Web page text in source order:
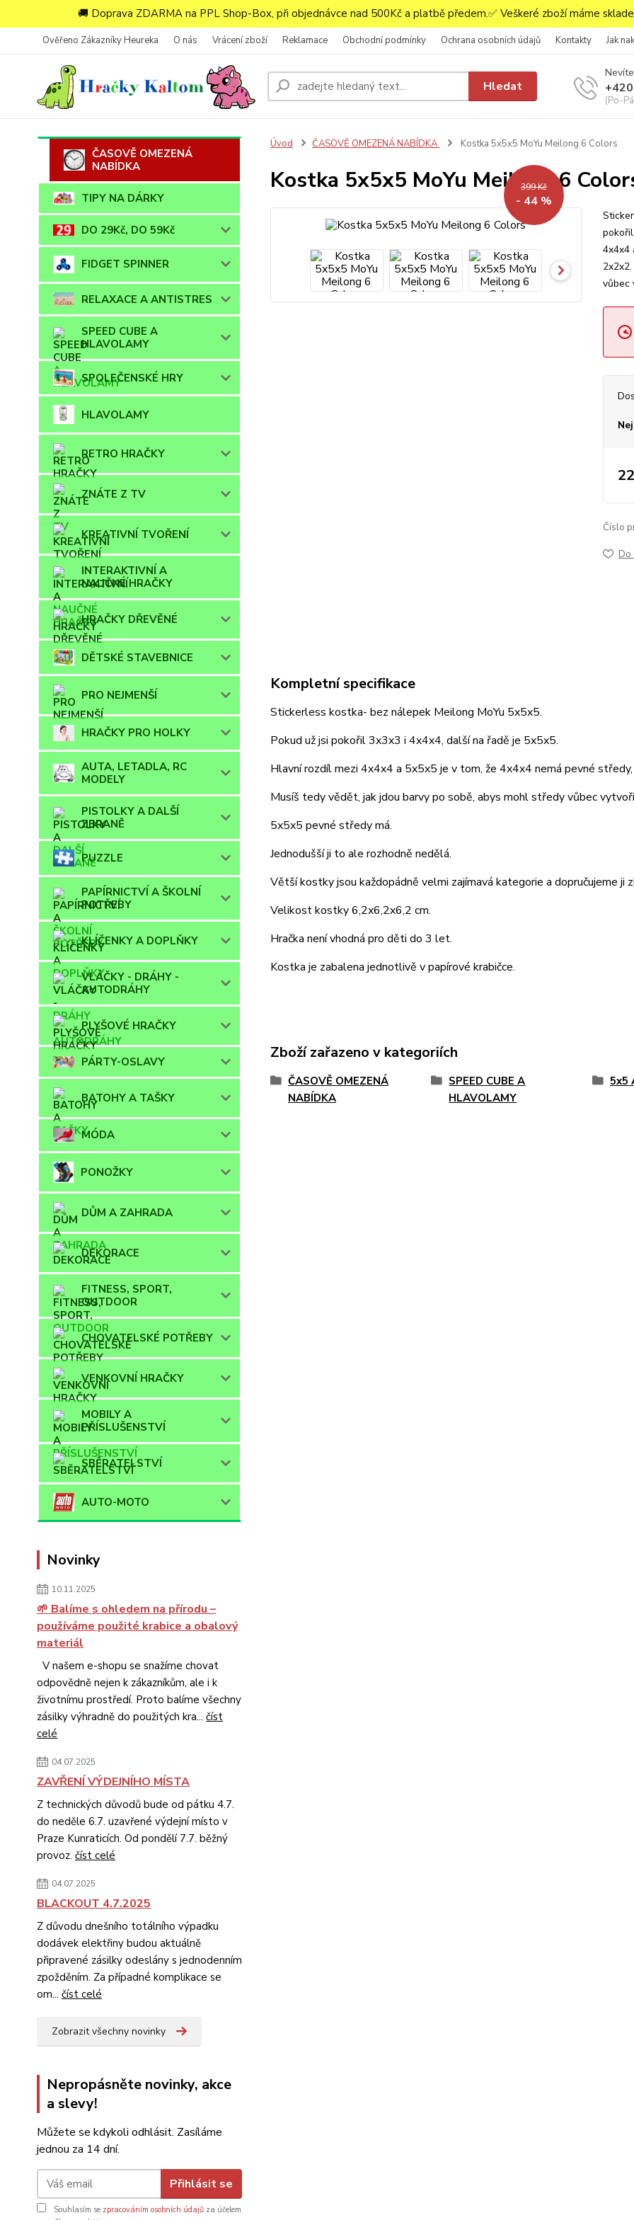
🚚 Doprava ZDARMA na PPL Shop-Box, při objednávce nad 500Kč a platbě předem.✅ Veškeré zboží máme
Ověřeno Zákazníky Heureka O nás Vrácení zboží Reklamace Obchodní podmínky Ochrana osobních údajů Kontakty Jak
Hledat
(Po-
ČASOVĚ OMEZENÁ
NABÍDKA
TIPY NA DÁRKY
DO 29Kč, DO 59Kč
FIDGET SPINNER
RELAXACE A ANTISTRES
SPEED CUBE A
HLAVOLAMY
SPOLEČENSKÉ HRY
HLAVOLAMY
RETRO HRAČKY
ZNÁTE Z TV
KREATIVNÍ TVOŘENÍ
INTERAKTIVNÍ A
NAUČNÉ HRAČKY
HRAČKY DŘEVĚNÉ
DĚTSKÉ STAVEBNICE
PRO NEJMENŠÍ
HRAČKY PRO HOLKY
AUTA, LETADLA, RC
MODELY
PISTOLKY A DALŠÍ
ZBRANĚ
PUZZLE
PAPÍRNICTVÍ A ŠKOLNÍ
POTŘEBY
KLÍČENKY A DOPLŇKY
VLÁČKY - DRÁHY -
AUTODRÁHY
PLYŠOVÉ HRAČKY
PÁRTY-OSLAVY
BATOHY A TAŠKY
MÓDA
PONOŽKY
DŮM A ZAHRADA
DEKORACE
FITNESS, SPORT,
OUTDOOR
CHOVATELSKÉ POTŘEBY
VENKOVNÍ HRAČKY
MOBILY A
PŘÍSLUŠENSTVÍ
SBĚRATELSTVÍ
AUTO-MOTO
Novinky
10.11.2025
🌱 Balíme s ohledem na přírodu –
používáme použité krabice a obalový
materiál
V našem e-shopu se snažíme chovat
odpovědně nejen k zákazníkům, ale i k
životnímu prostředí. Proto balíme všechny
zásilky výhradně do použitých kra... číst
celé
04.07.2025
ZAVŘENÍ VÝDEJNÍHO MÍSTA
Z technických důvodů bude od pátku 4.7.
do neděle 6.7. uzavřené výdejní místo v
Praze Kunraticích. Od pondělí 7.7. běžný
provoz. číst celé
04.07.2025
BLACKOUT 4.7.2025
Z důvodu dnešního totálního výpadku
dodávek elektřiny budou aktuálně
připravené zásilky odeslány s jednodenním
zpožděním. Za případné komplikace se
om... číst celé
Zobrazit všechny novinky
Nepropásněte novinky, akce
a slevy!
Můžete se kdykoli odhlásit. Zasíláme
jednou za 14 dní.
Přihlásit se
Souhlasím se zpracováním osobních údajů za účelem
Úvod ČASOVĚ OMEZENÁ NABÍDKA Kostka 5x5x5 MoYu Meilong 6 Colors
Kostka 5x5x5 MoYu Meilong 6
399 Kč
- 44 %
4x4x4
vůbec
Číslo
Do
Kompletní specifikace
Stickerless kostka- bez nálepek Meilong MoYu 5x5x5.
Pokud už jsi pokořil 3x3x3 i 4x4x4, další na řadě je 5x5x5.
Hlavní rozdíl mezi 4x4x4 a 5x5x5 je v tom, že 4x4x4 nemá pevné
Musíš tedy vědět, jak jdou barvy po sobě, abys mohl středy vůbec
5x5x5 pevné středy má.
Jednodušší ji to ale rozhodně nedělá.
Větší kostky jsou každopádně velmi zajímavá kategorie a dopručujeme ji
Velikost kostky 6,2x6,2x6,2 cm.
Hračka není vhodná pro děti do 3 let.
Kostka je zabalena jednotlivě v papírové krabičce.
Zboží zařazeno v kategoriích
ČASOVĚ OMEZENÁ
NABÍDKA
SPEED CUBE A
HLAVOLAMY
5x5